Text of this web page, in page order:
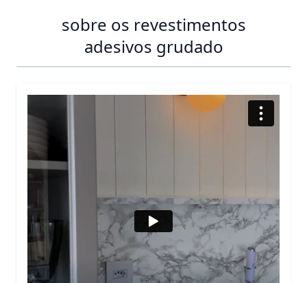
sobre os revestimentos
adesivos grudado